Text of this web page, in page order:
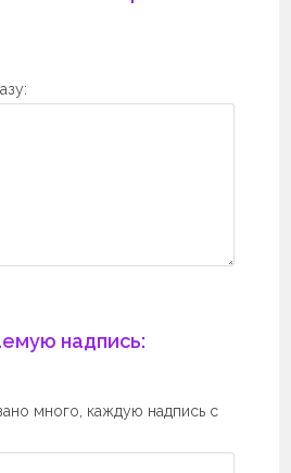
надпись:
много, каждую надпись с